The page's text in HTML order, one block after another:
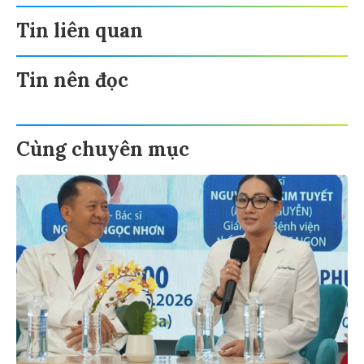
Tin liên quan
Tin nên đọc
Cùng chuyên mục